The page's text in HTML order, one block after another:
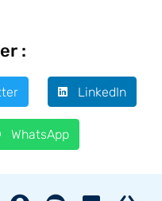
:
LinkedIn
WhatsApp